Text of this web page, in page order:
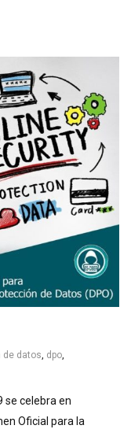
de datos, dpo,
se celebra en
Oficial para la